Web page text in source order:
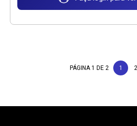
PÁGINA 1 DE 2 1 2